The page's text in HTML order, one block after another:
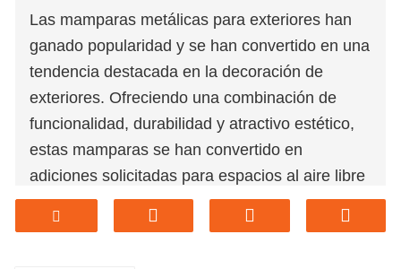
Las mamparas metálicas para exteriores han
ganado popularidad y se han convertido en una
tendencia destacada en la decoración de
exteriores. Ofreciendo una combinación de
funcionalidad, durabilidad y atractivo estético,
estas mamparas se han convertido en
adiciones solicitadas para espacios al aire libre
en todo el mundo.
Una de las razones clave detrás de esta